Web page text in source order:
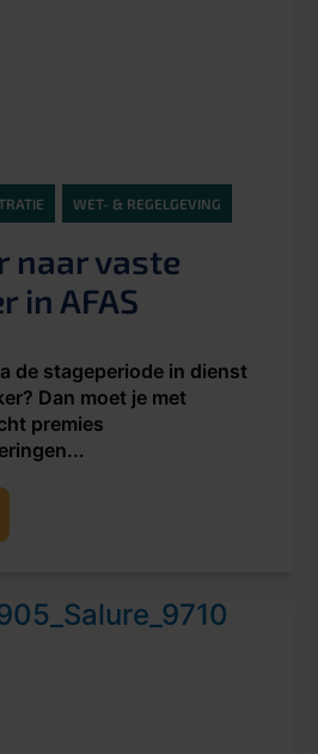
WET- & REGELGEVING
naar vaste
in AFAS
de stageperiode in dienst
Dan moet je met
premies